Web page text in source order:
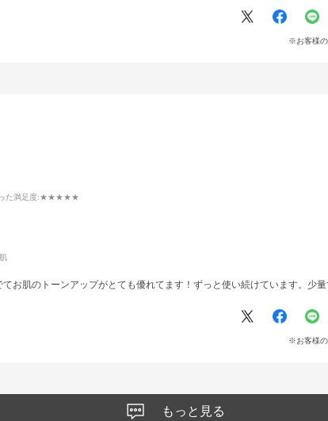
※お客様の
た満足度:★★★★★
お肌のトーンアップがとても優れてます！ずっと使い続けています。少
※お客様の
もっと見る